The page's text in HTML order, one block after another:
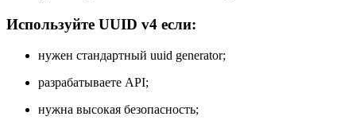
Используйте UUID v4 если:
нужен стандартный uuid generator;
разрабатываете API;
нужна высокая безопасность;